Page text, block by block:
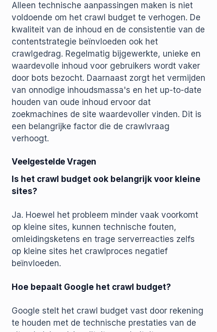
Alleen technische aanpassingen maken is niet
voldoende om het crawl budget te verhogen. De
kwaliteit van de inhoud en de consistentie van de
contentstrategie beïnvloeden ook het
crawlgedrag. Regelmatig bijgewerkte, unieke en
waardevolle inhoud voor gebruikers wordt vaker
door bots bezocht. Daarnaast zorgt het vermijden
van onnodige inhoudsmassa's en het up-to-date
houden van oude inhoud ervoor dat
zoekmachines de site waardevoller vinden. Dit is
een belangrijke factor die de crawlvraag
verhoogt.
Veelgestelde Vragen
Is het crawl budget ook belangrijk voor kleine
sites?
Ja. Hoewel het probleem minder vaak voorkomt
op kleine sites, kunnen technische fouten,
omleidingsketens en trage serverreacties zelfs
op kleine sites het crawlproces negatief
beïnvloeden.
Hoe bepaalt Google het crawl budget?
Google stelt het crawl budget vast door rekening
te houden met de technische prestaties van de